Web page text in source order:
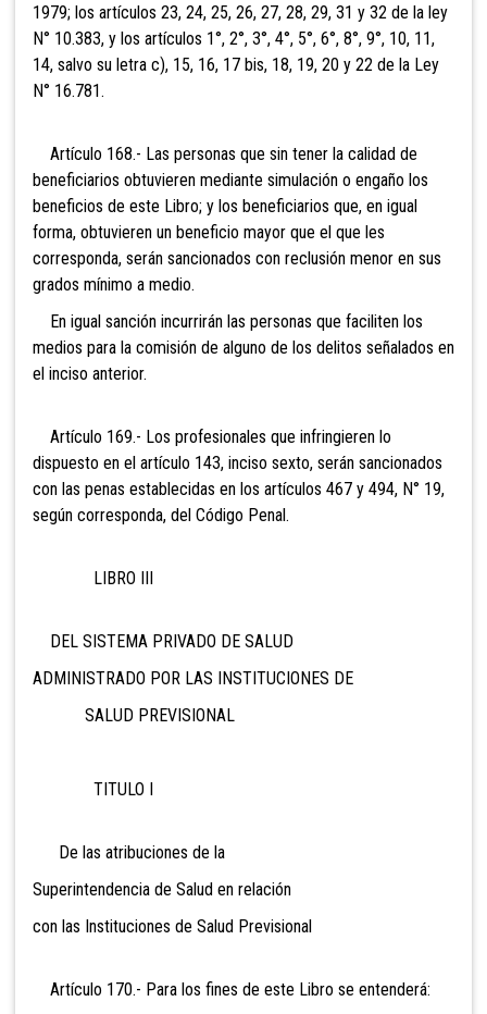
1979; los artículos 23, 24, 25, 26, 27, 28, 29, 31 y 32 de la ley
N° 10.383, y los artículos 1°, 2°, 3°, 4°, 5°, 6°, 8°, 9°, 10, 11,
14, salvo su letra c), 15, 16, 17 bis, 18, 19, 20 y 22 de la Ley
N° 16.781.
Artículo 168.- Las personas que sin tener la calidad de
beneficiarios obtuvieren mediante simulación o engaño los
beneficios de este Libro; y los beneficiarios que, en igual
forma, obtuvieren un beneficio mayor que el que les
corresponda, serán sancionados con reclusión menor en sus
grados mínimo a medio.
En igual sanción incurrirán las personas que faciliten los
medios para la comisión de alguno de los delitos señalados en
el inciso anterior.
Artículo 169.- Los profesionales que infringieren lo
dispuesto en el artículo 143, inciso sexto, serán sancionados
con las penas establecidas en los artículos 467 y 494, N° 19,
según corresponda, del Código Penal.
LIBRO III
DEL SISTEMA PRIVADO DE SALUD
ADMINISTRADO POR LAS INSTITUCIONES DE
SALUD PREVISIONAL
TITULO I
De las atribuciones de la
Superintendencia de Salud en relación
con las Instituciones de Salud Previsional
Artículo 170.- Para los fines de este Libro se entenderá: